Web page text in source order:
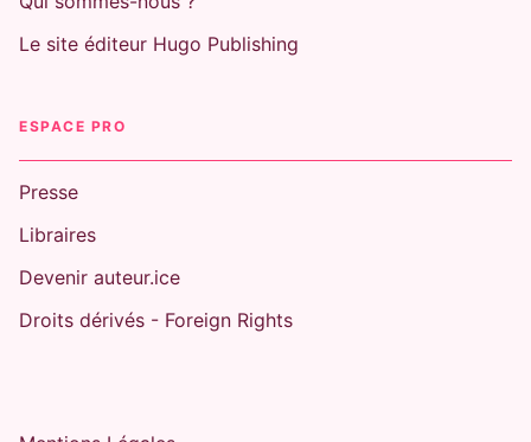
Le site éditeur Hugo Publishing
ESPACE PRO
Presse
Libraires
Devenir auteur.ice
Droits dérivés - Foreign Rights